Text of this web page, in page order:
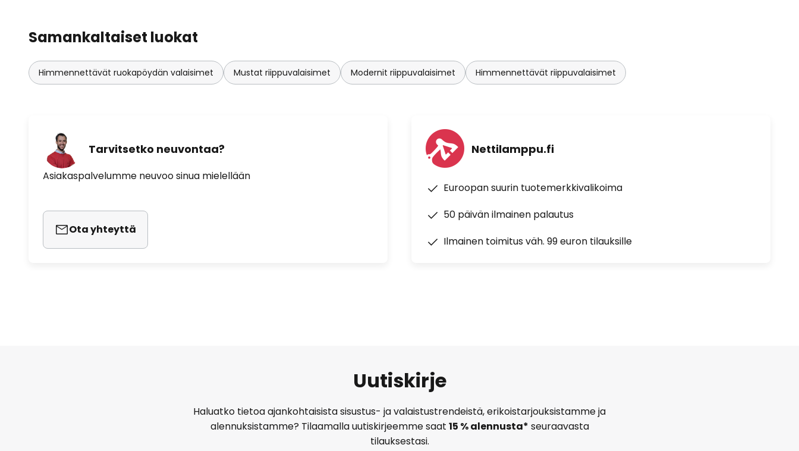
Samankaltaiset luokat
Himmennettävät ruokapöydän valaisimet Mustat riippuvalaisimet Modernit riippuvalaisimet Himmennettävät riippuvalaisimet
Tarvitsetko neuvontaa?
Asiakaspalvelumme neuvoo sinua mielellään
Ota yhteyttä
Nettilamppu.fi
Euroopan suurin tuotemerkkivalikoima
50 päivän ilmainen palautus
Ilmainen toimitus väh. 99 euron tilauksille
Uutiskirje
Haluatko tietoa ajankohtaisista sisustus- ja valaistustrendeistä, erikoistarjouksistamme ja
alennuksistamme? Tilaamalla uutiskirjeemme saat 15 % alennusta* seuraavasta
tilauksestasi.